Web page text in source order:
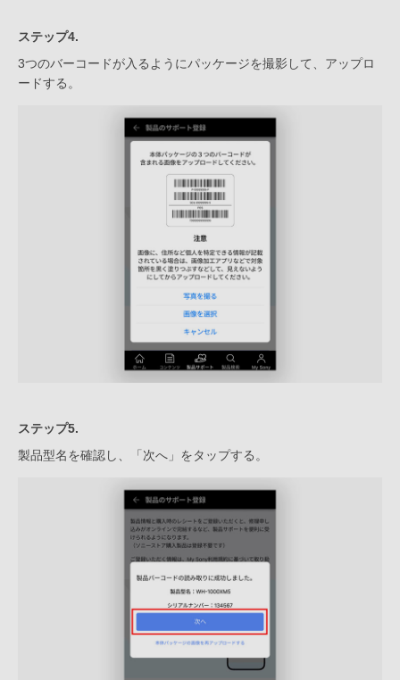
ステップ4.
3つのバーコードが入るようにパッケージを撮影して、アップロ
ードする。
ステップ5.
製品型名を確認し、「次へ」をタップする。